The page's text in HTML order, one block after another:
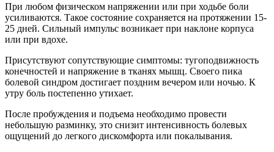
При любом физическом напряжении или при ходьбе боли
усиливаются. Такое состояние сохраняется на протяжении 15-
25 дней. Сильный импульс возникает при наклоне корпуса
или при вдохе.
Присутствуют сопутствующие симптомы: тугоподвижность
конечностей и напряжение в тканях мышц. Своего пика
болевой синдром достигает поздним вечером или ночью. К
утру боль постепенно утихает.
После пробуждения и подъема необходимо провести
небольшую разминку, это снизит интенсивность болевых
ощущений до легкого дискомфорта или покалывания.